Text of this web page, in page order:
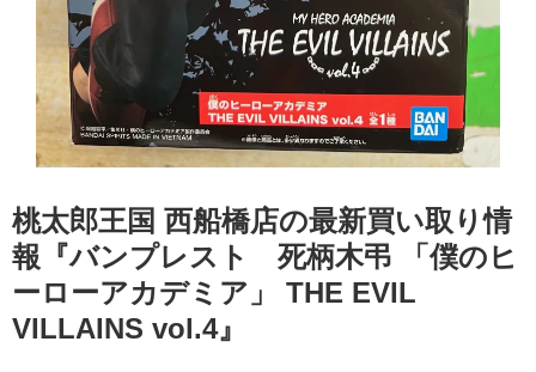
桃太郎王国 西船橋店の最新買い取り情
報『バンプレスト 死柄木弔 ​「僕のヒ
ーローアカデミア」 ​THE ​EVIL ​
VILLAINS ​vol.4』